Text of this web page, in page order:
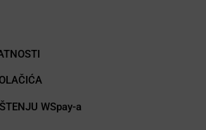
WSpay-a